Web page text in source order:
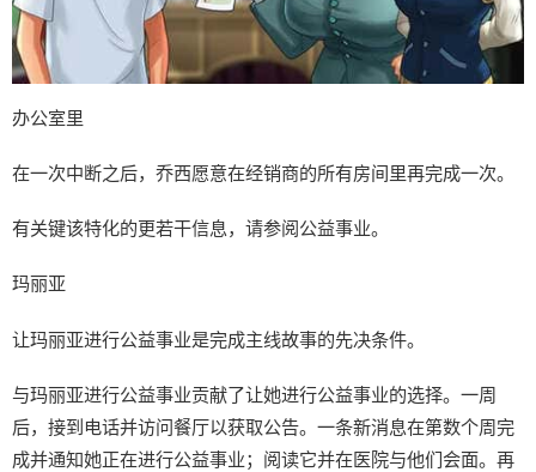
办公室里
在一次中断之后，乔西愿意在经销商的所有房间里再完成一次。
有关键该特化的更若干信息，请参阅公益事业。
玛丽亚
让玛丽亚进行公益事业是完成主线故事的先决条件。
与玛丽亚进行公益事业贡献了让她进行公益事业的选择。一周
后，接到电话并访问餐厅以获取公告。一条新消息在第数个周完
成并通知她正在进行公益事业；阅读它并在医院与他们会面。再